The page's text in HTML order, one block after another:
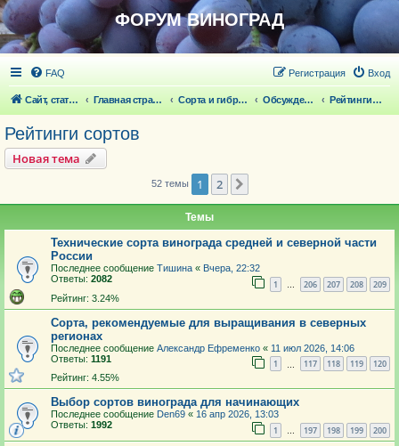
ФОРУМ ВИНОГРАД
FAQ Вход
Регистрация
Сайт, статьи Главная страница Сорта и гибридные формы винограда Обсуждение сортов винограда и новейших ГФ Рейтинги сортов
Рейтинги сортов
Новая тема
52 темы 1 2
Темы
Технические сорта винограда средней и северной части
России
Последнее сообщение Тишина « Вчера, 22:32
Ответы: 2082 1 … 206 207 208 209
Рейтинг: 3.24%
Сорта, рекомендуемые для выращивания в северных
регионах
Последнее сообщение Александр Ефременко « 11 июл 2026, 14:06
Ответы: 1191 1 117 118 119 120
Рейтинг: 4.55%
Выбор сортов винограда для начинающих
Последнее сообщение Den69 « 16 апр 2026, 13:03
Ответы: 1992 1 … 197 198 199 200